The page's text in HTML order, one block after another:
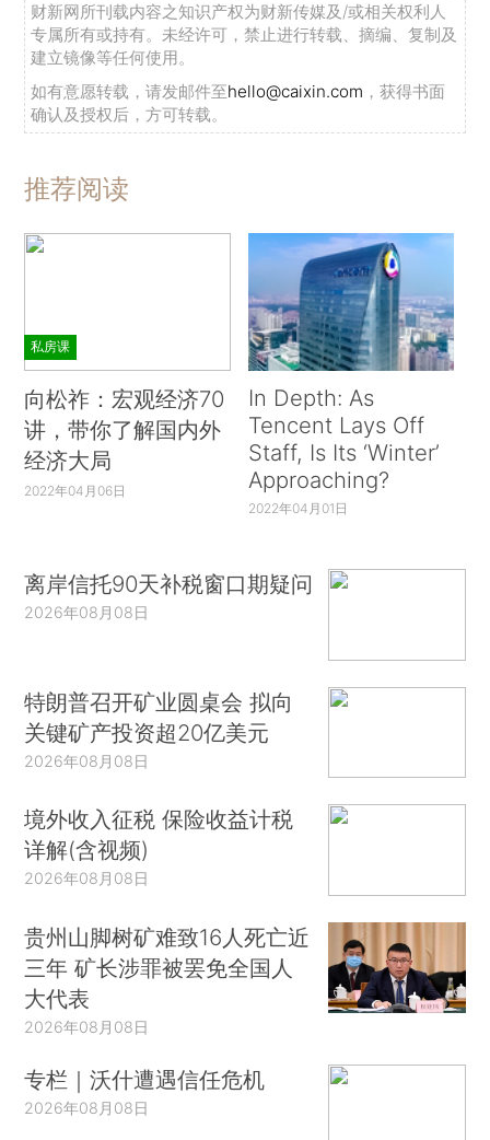
财新网所刊载内容之知识产权为财新传媒及/或相关权利人
专属所有或持有。未经许可，禁止进行转载、摘编、复制及
建立镜像等任何使用。
如有意愿转载，请发邮件至hello@caixin.com ，获得书面
确认及授权后，方可转载。
推荐阅读
私房课
向松祚：宏观经济70
讲，带你了解国内外
经济大局
2022年04月06日
In Depth: As
Tencent Lays Off
Staff, Is Its ‘Winter’
Approaching?
2022年04月01日
离岸信托90天补税窗口期疑问
2026年08月08日
特朗普召开矿业圆桌会 拟向
关键矿产投资超20亿美元
2026年08月08日
境外收入征税 保险收益计税
详解(含视频)
2026年08月08日
贵州山脚树矿难致16人死亡近
三年 矿长涉罪被罢免全国人
大代表
2026年08月08日
专栏｜沃什遭遇信任危机
2026年08月08日